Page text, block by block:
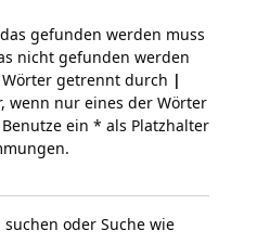
gefunden werden muss
nicht gefunden werden
getrennt durch |
wenn nur eines der Wörter
ein * als Platzhalter
oder Suche wie